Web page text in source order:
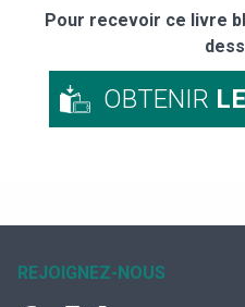
Pour recevoir ce livre
OBTENIR
REJOIGNEZ-NOUS